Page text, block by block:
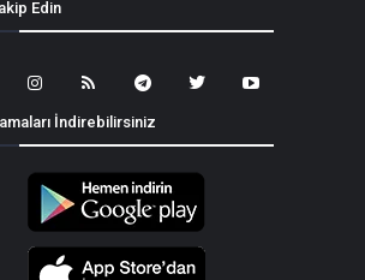
Edin
İndirebilirsiniz